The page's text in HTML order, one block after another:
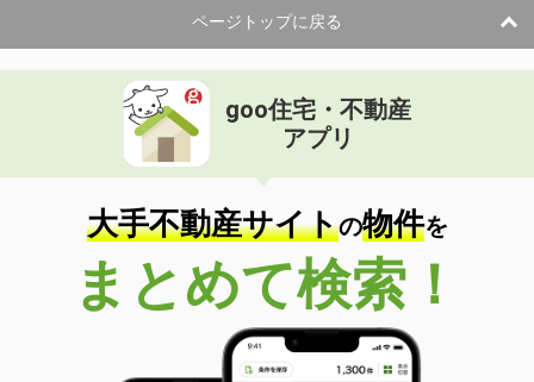
ページトップに戻る
goo住宅・不動産
アプリ
大手不動産サイトの物件を
まとめて検索！